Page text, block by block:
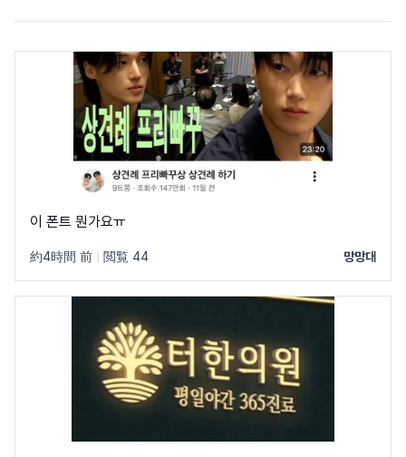
이 폰트 뭔가요ㅠ
約4時間 前 閲覧 44 망망대